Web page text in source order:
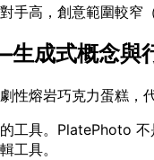
手高，創意範圍較窄
成式概念與
性熔岩巧克力蛋糕，
工具。PlatePhoto
工具。